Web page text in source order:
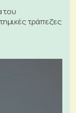
του
τράπεζες